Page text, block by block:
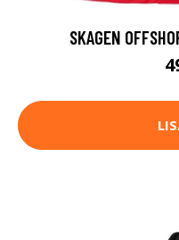
SKAGEN